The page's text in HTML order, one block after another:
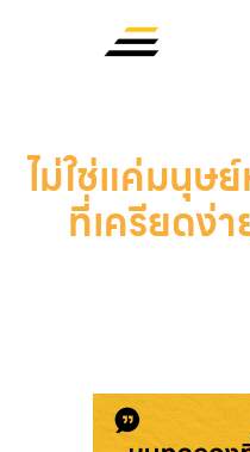
ไม่ใช่แค่มนุษ
ที่เครียดง่